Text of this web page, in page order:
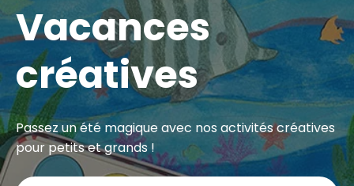
Vacances
créatives
Passez un été magique avec nos activités créatives
pour petits et grands !